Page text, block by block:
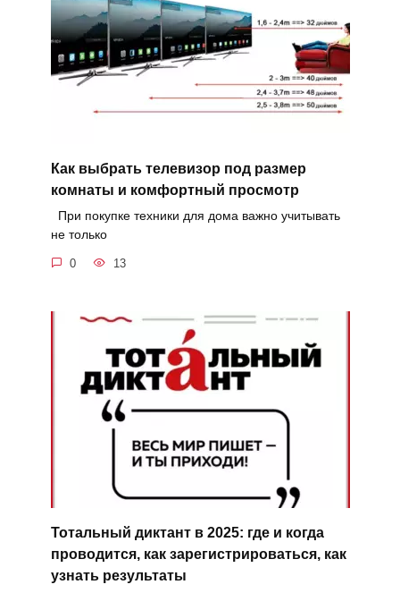
Как выбрать телевизор под размер
комнаты и комфортный просмотр
При покупке техники для дома важно учитывать
не только
0 13
Тотальный диктант в 2025: где и когда
проводится, как зарегистрироваться, как
узнать результаты